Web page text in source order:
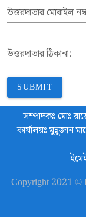
উত্তরদাতার মোবাইল
উত্তরদাতার ঠিকানা:
SUBMIT
সম্পাদকঃ মোঃ
কার্যালয়ঃ মুন্নুজান
Copyright 2021 ©